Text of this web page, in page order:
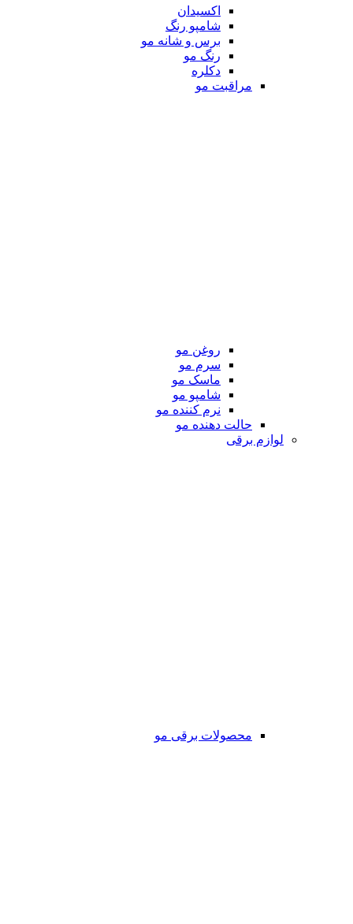
اکسیدان
شامپو رنگ
برس و شانه مو
رنگ مو
دکلره
مراقبت مو
روغن مو
سرم مو
ماسک مو
شامپو مو
نرم کننده مو
حالت دهنده مو
لوازم برقی
محصولات برقی مو